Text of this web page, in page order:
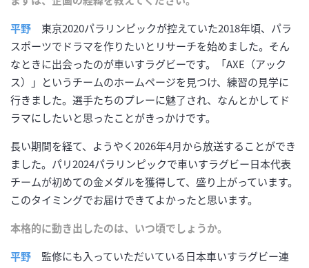
平野 東京2020パラリンピックが控えていた2018年頃、パラ
スポーツでドラマを作りたいとリサーチを始めました。そん
なときに出会ったのが車いすラグビーです。「AXE（アック
ス）」というチームのホームページを見つけ、練習の見学に
行きました。選手たちのプレーに魅了され、なんとかしてド
ラマにしたいと思ったことがきっかけです。
長い期間を経て、ようやく2026年4月から放送することができ
ました。パリ2024パラリンピックで車いすラグビー日本代表
チームが初めての金メダルを獲得して、盛り上がっています。
このタイミングでお届けできてよかったと思います。
本格的に動き出したのは、いつ頃でしょうか。
平野 監修にも入っていただいている日本車いすラグビー連